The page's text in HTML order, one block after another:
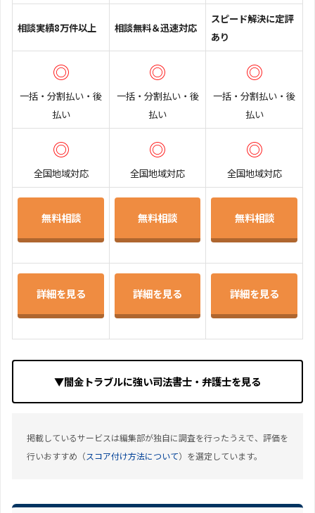
相談実績8万件以上 相談無料＆迅速対応
スピード解決に定評
あり
◎
一括・分割払い・後
払い
◎
一括・分割払い・後
払い
◎
一括・分割払い・後
払い
◎
全国地域対応
◎
全国地域対応
◎
全国地域対応
無料相談 無料相談 無料相談
詳細を見る 詳細を見る 詳細を見る
▼闇金トラブルに強い司法書士・弁護士を見る
掲載しているサービスは編集部が独自に調査を行ったうえで、評価を
行いおすすめ（スコア付け方法について）を選定しています。